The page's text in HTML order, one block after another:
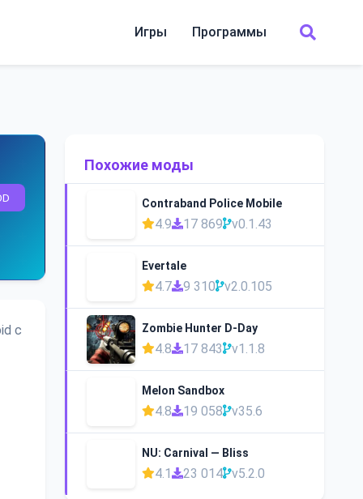
Игры Программы
с
Похожие моды
Contraband Police Mobile
4.9 17 869 v0.1.43
Evertale
4.7 9 310 v2.0.105
Zombie Hunter D-Day
4.8 17 843 v1.1.8
Melon Sandbox
4.8 19 058 v35.6
NU: Carnival — Bliss
4.1 23 014 v5.2.0